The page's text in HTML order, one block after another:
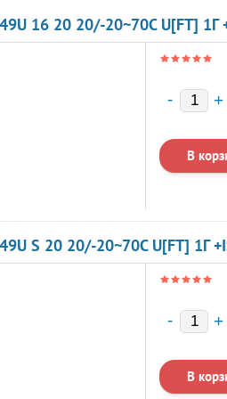
16 20 20/-20~70C U[FT] 1Г
S 20 20/-20~70C U[FT] 1Г